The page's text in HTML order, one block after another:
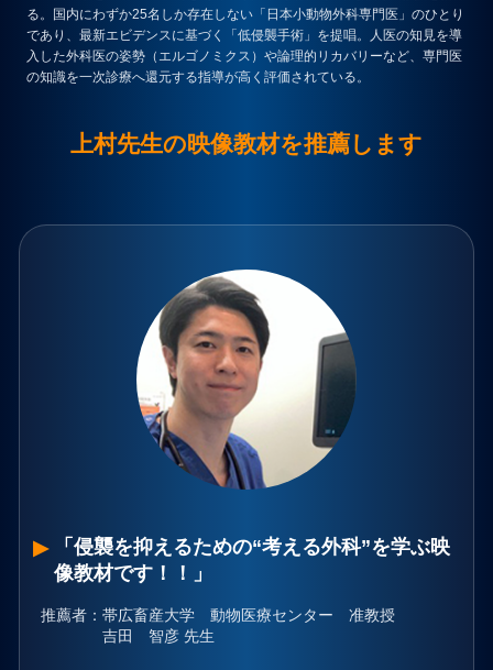
る。国内にわずか25名しか存在しない「日本小動物外科専門医」のひとり
であり、最新エビデンスに基づく「低侵襲手術」を提唱。人医の知見を導
入した外科医の姿勢（エルゴノミクス）や論理的リカバリーなど、専門医
の知識を一次診療へ還元する指導が高く評価されている。
上村先生の映像教材を推薦します
「侵襲を抑えるための“考える外科”を学ぶ映
像教材です！！」
推薦者 ：帯広畜産大学 動物医療センター 准教授
吉田 智彦 先生